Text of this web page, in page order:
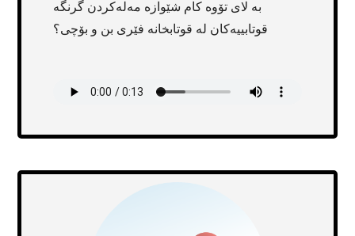
بە لای تۆوە کام شێوازە مەلەکردن گرنگە
قوتابییەکان لە قوتابخانە فێری بن و بۆچی؟